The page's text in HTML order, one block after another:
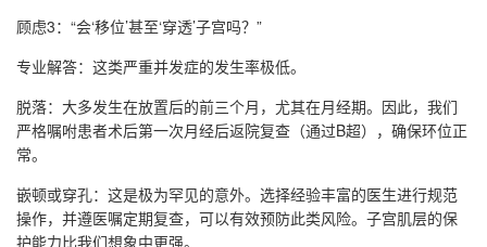
顾虑3：“会‘移位’甚至‘穿透’子宫吗？”
专业解答：这类严重并发症的发生率极低。
脱落：大多发生在放置后的前三个月，尤其在月经期。因此，我们
严格嘱咐患者术后第一次月经后返院复查（通过B超），确保环位正
常。
嵌顿或穿孔：这是极为罕见的意外。选择经验丰富的医生进行规范
操作，并遵医嘱定期复查，可以有效预防此类风险。子宫肌层的保
护能力比我们想象中更强。